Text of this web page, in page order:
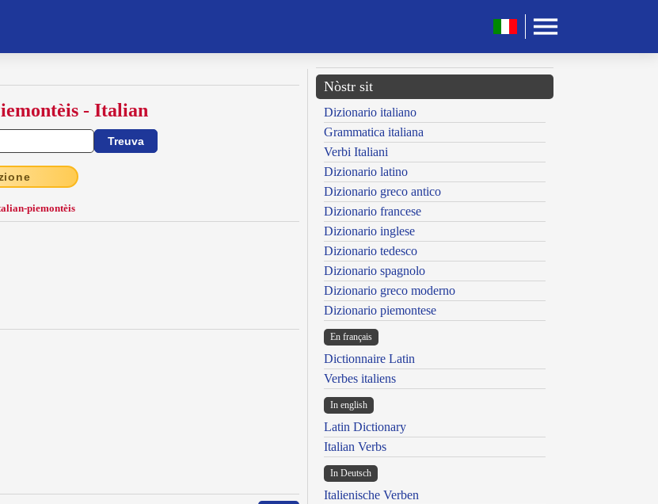
- Italian
piemontèis
Nòstr sit
Dizionario italiano
Grammatica italiana
Verbi Italiani
Dizionario latino
Dizionario greco antico
Dizionario francese
Dizionario inglese
Dizionario tedesco
Dizionario spagnolo
Dizionario greco moderno
Dizionario piemontese
En français
Dictionnaire Latin
Verbes italiens
In english
Latin Dictionary
Italian Verbs
In Deutsch
Italienische Verben